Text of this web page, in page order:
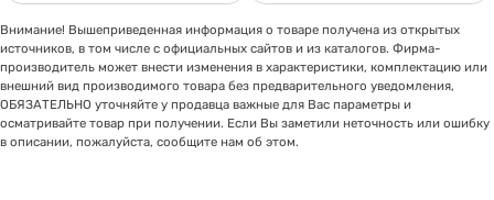
Внимание! Вышеприведенная информация о товаре получена из открытых
источников, в том числе с официальных сайтов и из каталогов. Фирма-
производитель может внести изменения в характеристики, комплектацию или
внешний вид производимого товара без предварительного уведомления,
ОБЯЗАТЕЛЬНО уточняйте у продавца важные для Вас параметры и
осматривайте товар при получении. Если Вы заметили неточность или ошибку
в описании, пожалуйста, сообщите нам об этом.